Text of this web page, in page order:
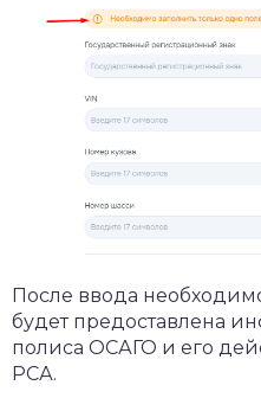
После ввода
будет предоставлена
полиса ОСАГО и его
РСА.